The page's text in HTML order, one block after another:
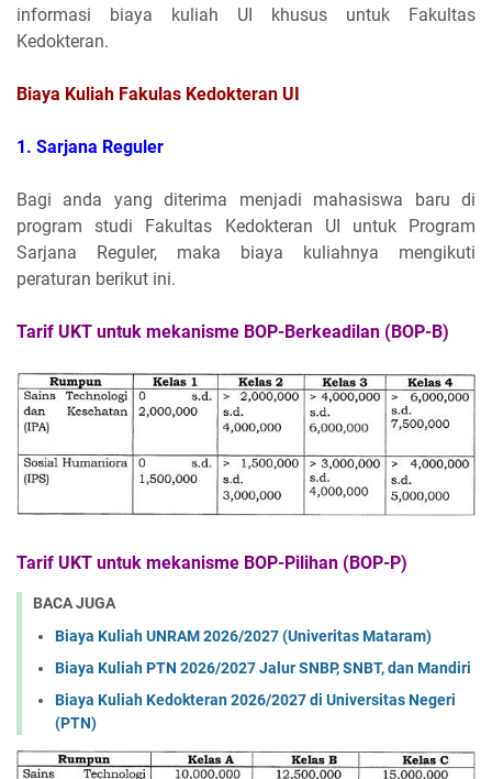
informasi biaya kuliah UI khusus untuk Fakultas
Kedokteran.
Biaya Kuliah Fakulas Kedokteran UI
1. Sarjana Reguler
Bagi anda yang diterima menjadi mahasiswa baru di
program studi Fakultas Kedokteran UI untuk Program
Sarjana Reguler, maka biaya kuliahnya mengikuti
peraturan berikut ini.
Tarif UKT untuk mekanisme BOP-Berkeadilan (BOP-B)
Tarif UKT untuk mekanisme BOP-Pilihan (BOP-P)
BACA JUGA
Biaya Kuliah UNRAM 2026/2027 (Univeritas Mataram)
Biaya Kuliah PTN 2026/2027 Jalur SNBP, SNBT, dan Mandiri
Biaya Kuliah Kedokteran 2026/2027 di Universitas Negeri
(PTN)